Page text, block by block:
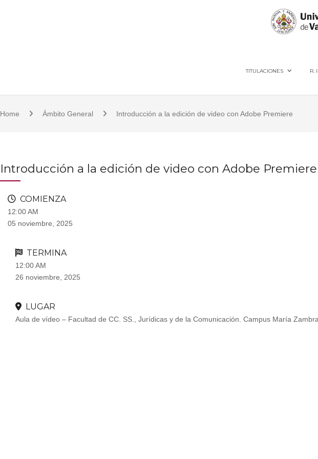
c
n
t
TITULACIONES R.
Home Ámbito General Introducción a la edición de video con Adobe Premiere
Introducción a la edición de video con Adobe Premiere
COMIENZA
12:00 AM
05 noviembre, 2025
TERMINA
12:00 AM
26 noviembre, 2025
LUGAR
Aula de vídeo – Facultad de CC. SS., Jurídicas y de la Comunicación. Campus María